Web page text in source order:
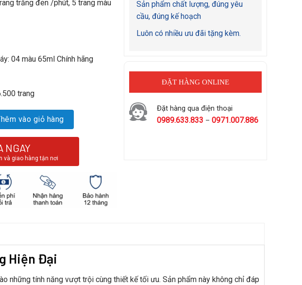
trắng đen /phút, 5 trang màu
04 màu 65ml Chính hãng
trang
vào giỏ hàng
NGAY
và giao hàng tận nơi
Sản phẩm chất lượng, đúng yêu
cầu, đúng kế hoạch
Luôn có nhiều ưu đãi tặng kèm.
ĐẶT HÀNG ONLINE
Đặt hàng qua điện thoại
0989.633.833 – 0971.007.886
Hiện Đại
những tính năng vượt trội cùng thiết kế tối ưu. Sản phẩm này không chỉ đáp